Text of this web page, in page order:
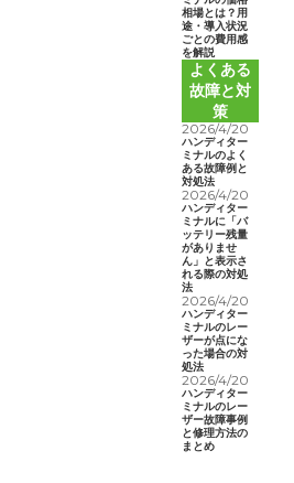
相場とは？用
途・導入状況
ごとの費用感
を解説
よくある
故障と対
策
2026/4/20
ハンディター
ミナルのよく
ある故障例と
対処法
2026/4/20
ハンディター
ミナルに「バ
ッテリー残量
がありませ
ん」と表示さ
れる際の対処
法
2026/4/20
ハンディター
ミナルのレー
ザーが点にな
った場合の対
処法
2026/4/20
ハンディター
ミナルのレー
ザー故障事例
と修理方法の
まとめ